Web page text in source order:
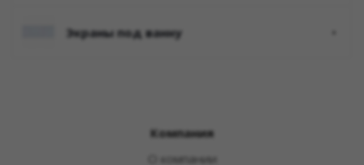
экраны под ванну
Компания
О компании